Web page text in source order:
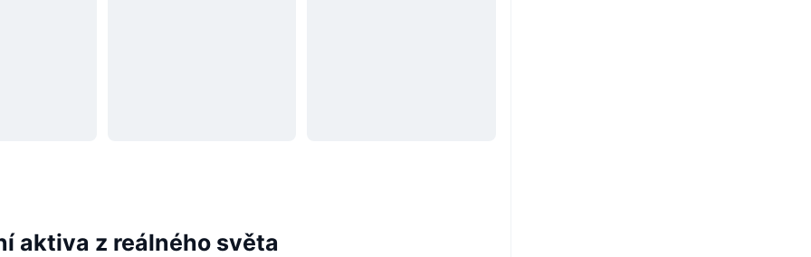
aktiva z reálného světa